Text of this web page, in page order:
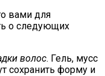
вами для
о следующих
волос. Гель, мусс
сохранить форму и